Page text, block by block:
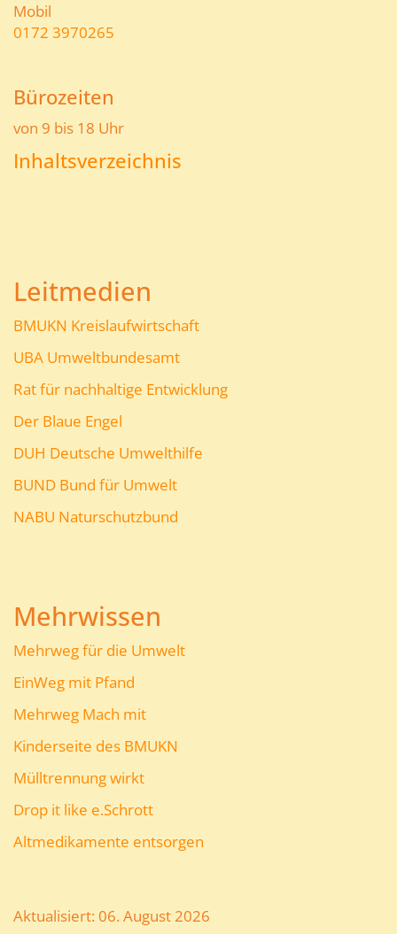
Mobil
0172 3970265
Bürozeiten
von 9 bis 18 Uhr
Inhaltsverzeichnis
Leitmedien
BMUKN Kreislaufwirtschaft
UBA Umweltbundesamt
Rat für nachhaltige Entwicklung
Der Blaue Engel
DUH Deutsche Umwelthilfe
BUND Bund für Umwelt
NABU Naturschutzbund
Mehrwissen
Mehrweg für die Umwelt
EinWeg mit Pfand
Mehrweg Mach mit
Kinderseite des BMUKN
Mülltrennung wirkt
Drop it like e.Schrott
Altmedikamente entsorgen
Aktualisiert: 06. August 2026